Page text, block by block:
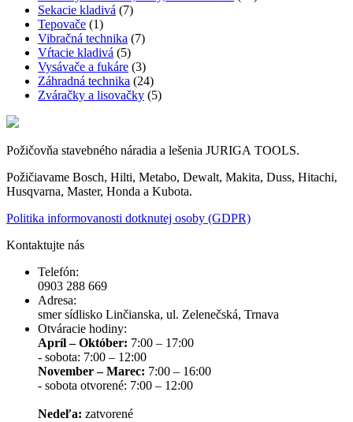
Sekacie kladivá (7)
Tepovače (1)
Vibračná technika (7)
Vŕtacie kladivá (5)
Vysávače a fukáre (3)
Záhradná technika (24)
Zváračky a lisovačky (5)
Požičovňa stavebného náradia a lešenia JURIGA TOOLS.
Požičiavame Bosch, Hilti, Metabo, Dewalt, Makita, Duss, Hitachi,
Husqvarna, Master, Honda a Kubota.
Politika informovanosti dotknutej osoby (GDPR)
Kontaktujte nás
Telefón:
0903 288 669
Adresa:
smer sídlisko Linčianska, ul. Zelenečská, Trnava
Otváracie hodiny:
Apríl – Október: 7:00 – 17:00
- sobota: 7:00 – 12:00
November – Marec: 7:00 – 16:00
- sobota otvorené: 7:00 – 12:00
Nedeľa: zatvorené